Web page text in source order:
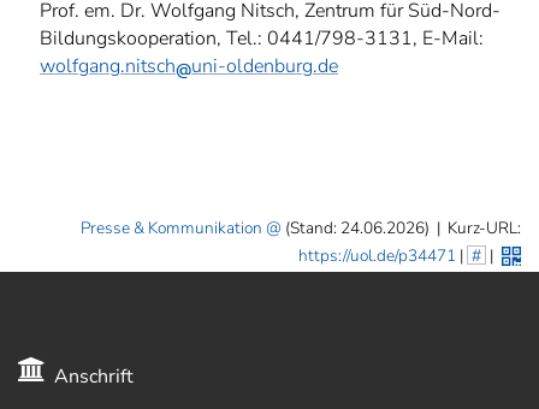
Prof. em. Dr. Wolfgang Nitsch, Zentrum für Süd-Nord-
Bildungskooperation, Tel.: 0441/798-3131, E-Mail:
wolfgang.nitsch
uni-oldenburg.de
Presse & Kommunikation (Stand: 24.06.2026) | Kurz-URL:
https://uol.de/p34471 | # |
Anschrift